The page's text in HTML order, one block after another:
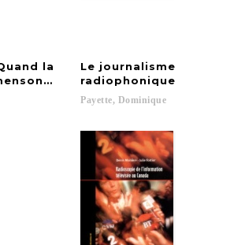
la
Le journalisme
radiophonique
Payette, Dominique